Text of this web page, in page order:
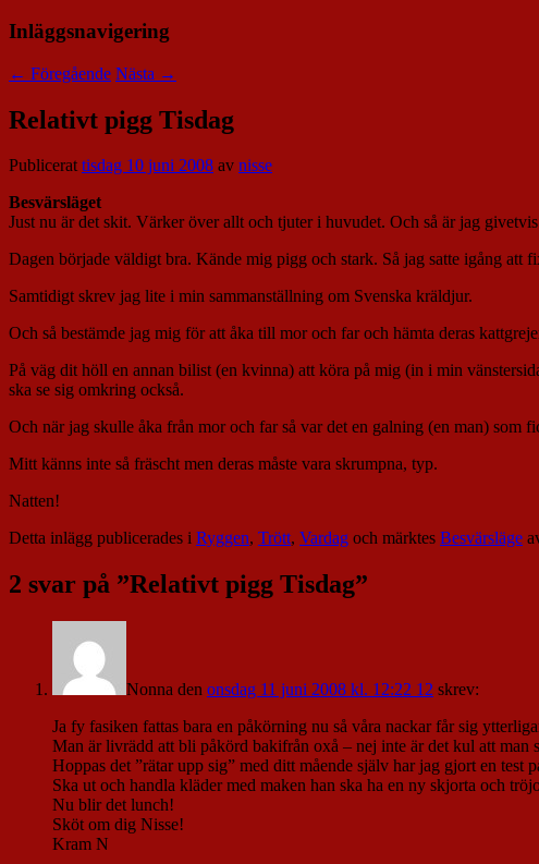
Inläggsnavigering
← Föregående Nästa →
Relativt pigg Tisdag
Publicerattisdag 10 juni 2008 av nisse
Besvärsläget
Just nu är det skit. Värker över allt och tjuter i huvudet. Och så är jag
Dagen började väldigt bra. Kände mig pigg och stark. Så jag satte igång att
Samtidigt skrev jag lite i min sammanställning om Svenska kräldjur.
Och så bestämde jag mig för att åka till mor och far och hämta deras
På väg dit höll en annan bilist (en kvinna) att köra på mig (in i min
ska se sig omkring också.
Och när jag skulle åka från mor och far så var det en galning (en man)
Mitt känns inte så fräscht men deras måste vara skrumpna, typ.
Natten!
Detta inlägg publicerades i Ryggen, Trött, Vardag och märktes Besvärsläge
2 svar på ”Relativt pigg Tisdag”
Nonna den onsdag 11 juni 2008 kl. 12:22 12 skrev:
Ja fy fasiken fattas bara en påkörning nu så våra nackar får sig
Man är livrädd att bli påkörd bakifrån oxå – nej inte är det kul att man
Hoppas det ”rätar upp sig” med ditt mående själv har jag gjort en test
Ska ut och handla kläder med maken han ska ha en ny skjorta och
Nu blir det lunch!
Sköt om dig Nisse!
Kram N